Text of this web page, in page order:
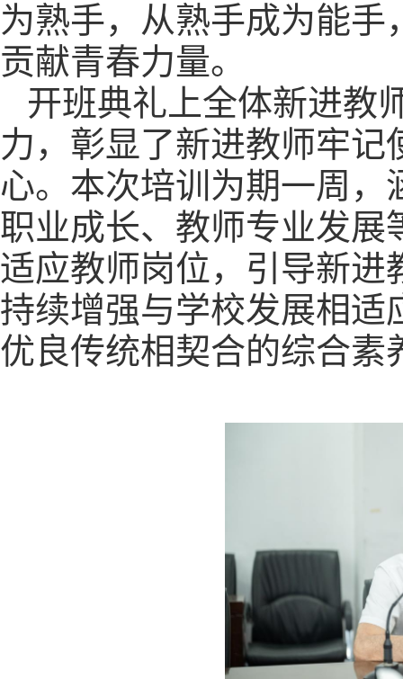
为熟手，从熟手成为能
贡献青春力量。
开班典礼上全体新进教
力，彰显了新进教师牢
心。本次培训为期一周
职业成长、教师专业发展
适应教师岗位，引导新进
持续增强与学校发展相适
优良传统相契合的综合素